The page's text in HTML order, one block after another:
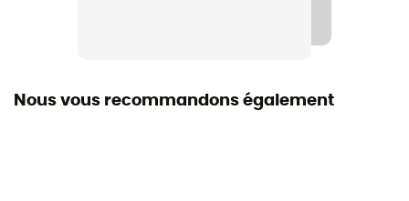
Nous vous recommandons également